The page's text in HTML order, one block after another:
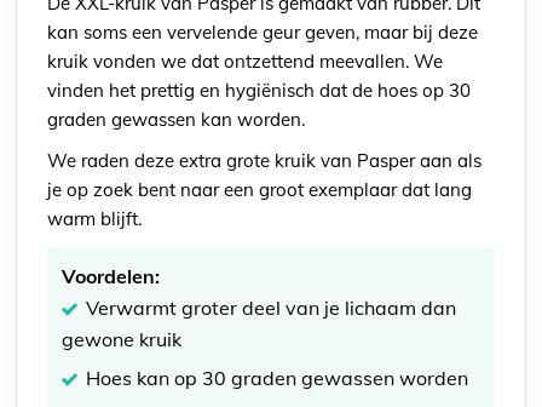
kan soms een vervelende geur geven, maar bij deze
kruik vonden we dat ontzettend meevallen. We
vinden het prettig en hygiënisch dat de hoes op 30
graden gewassen kan worden.
We raden deze extra grote kruik van Pasper aan als
je op zoek bent naar een groot exemplaar dat lang
warm blijft.
Voordelen:
Verwarmt groter deel van je lichaam dan
gewone kruik
Hoes kan op 30 graden gewassen worden